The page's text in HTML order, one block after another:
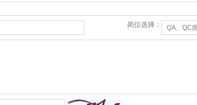
岗位选择：